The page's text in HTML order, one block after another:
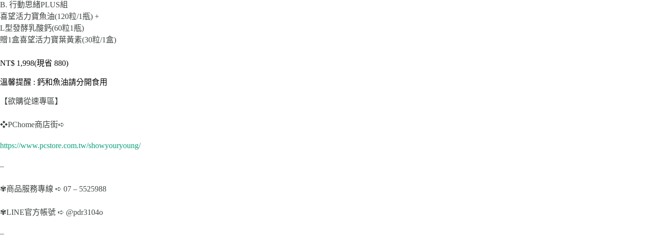
B. 行動思緒PLUS組
喜望活力寶魚油(120粒/1瓶) +
L型發酵乳酸鈣(60粒1瓶)
贈1盒喜望活力寶葉黃素(30粒/1盒)
NT$ 1,998(現省 880)
溫馨提醒 : 鈣和魚油請分開食用
【欲購從速專區】
❖PChome商店街➪
https://www.pcstore.com.tw/showyouryoung/
–
✾商品服務專線 ➪ 07 – 5525988
✾LINE官方帳號 ➪ @pdr3104o
–